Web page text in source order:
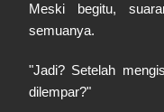
Meski begitu,
semuanya.
"Jadi? Setelah
dilempar?"